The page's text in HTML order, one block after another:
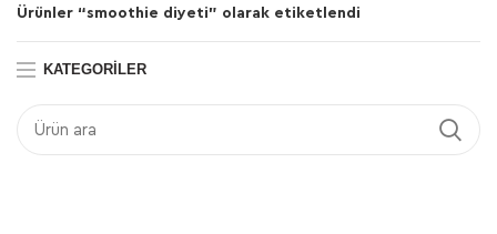
Ürünler “smoothie diyeti” olarak etiketlendi
KATEGORILER